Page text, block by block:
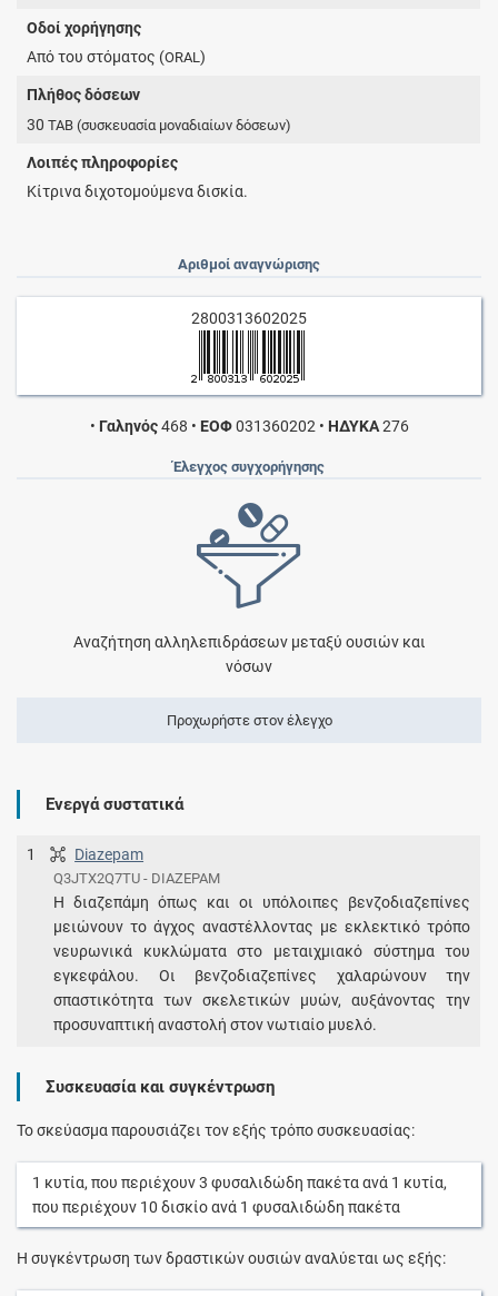
Οδοί χορήγησης
Από του στόματος (ORAL)
Πλήθος δόσεων
30TAB (συσκευασία μοναδιαίων δόσεων)
Λοιπές πληροφορίες
Κίτρινα διχοτομούμενα δισκία.
Αριθμοί αναγνώρισης
2800313602025
• Γαληνός468 • ΕΟΦ031360202 • ΗΔΥΚΑ276
Έλεγχος συγχορήγησης
Αναζήτηση αλληλεπιδράσεων μεταξύ ουσιών και
νόσων
Προχωρήστε στον έλεγχο
Ενεργά συστατικά
1 Diazepam
Q3JTX2Q7TU - DIAZEPAM
Η διαζεπάμη όπως και οι υπόλοιπες βενζοδιαζεπίνες
μειώνουν το άγχος αναστέλλοντας με εκλεκτικό τρόπο
νευρωνικά κυκλώματα στο μεταιχμιακό σύστημα του
εγκεφάλου. Οι βενζοδιαζεπίνες χαλαρώνουν την
σπαστικότητα των σκελετικών μυών, αυξάνοντας την
προσυναπτική αναστολή στον νωτιαίο μυελό.
Συσκευασία και συγκέντρωση
Το σκεύασμα παρουσιάζει τον εξής τρόπο συσκευασίας:
1 κυτία, που περιέχουν3 φυσαλιδώδη πακέταανά 1 κυτία,
που περιέχουν 10 δισκίοανά 1 φυσαλιδώδη πακέτα
Η συγκέντρωση των δραστικών ουσιών αναλύεται ως εξής: